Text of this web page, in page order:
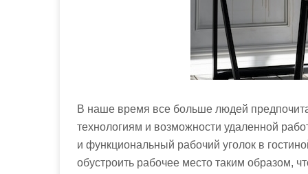
В наше время все больше людей
технологиям и возможности удаленной
и функциональный рабочий уголок в
обустроить рабочее место таким образом,